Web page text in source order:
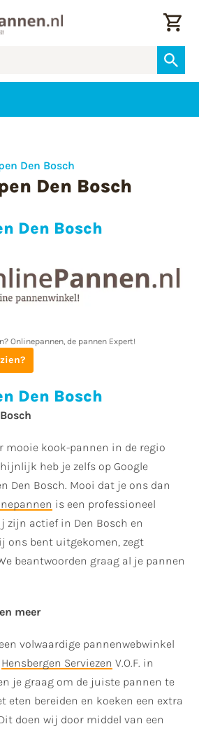
Den Bosch
Den Bosch
Den Bosch
Onlinepannen, de pannen Expert!
Den Bosch
mooie kook-pannen in de regio
heb je zelfs op Google
Den Bosch. Mooi dat je ons dan
is een professioneel
zijn actief in Den Bosch en
ons bent uitgekomen, zegt
beantwoorden graag al je pannen
meer
volwaardige pannenwebwinkel
Hensbergen Serviezen V.O.F. in
je graag om de juiste pannen te
eten bereiden en koeken een extra
doen wij door middel van een